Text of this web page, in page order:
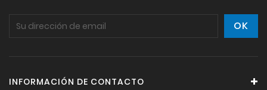
INFORMACIÓN DE CONTACTO